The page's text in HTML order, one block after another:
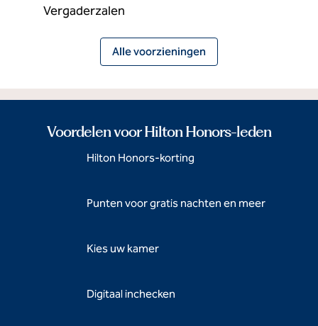
Vergaderzalen
Alle voorzieningen
Voordelen voor Hilton Honors-leden
Hilton Honors-korting
Punten voor gratis nachten en meer
Kies uw kamer
Digitaal inchecken